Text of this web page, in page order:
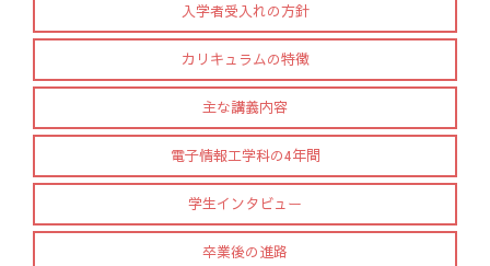
入学者受入れの方針
カリキュラムの特徴
主な講義内容
電子情報工学科の4年間
学生インタビュー
卒業後の進路